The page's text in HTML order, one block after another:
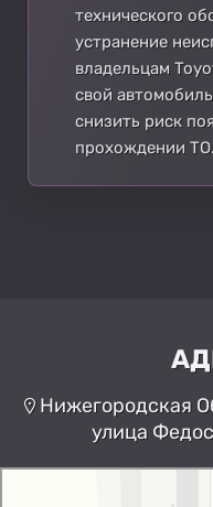
технического
устранение
владельцам
свой
снизить риск
прохождении ТО.
Нижегородская
улица